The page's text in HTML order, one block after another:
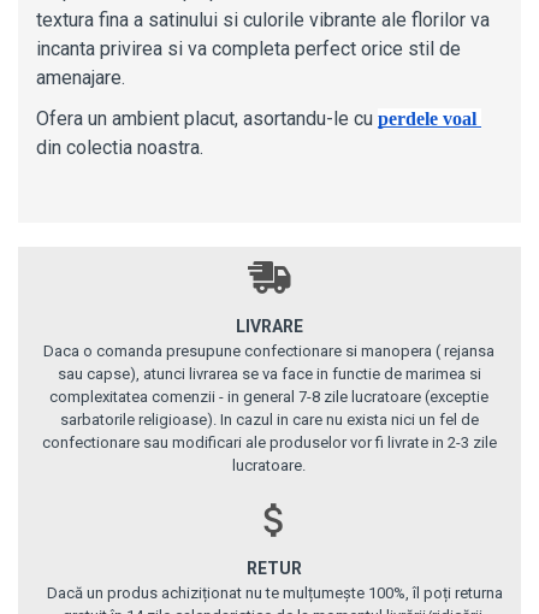
textura fina a satinului si culorile vibrante ale florilor va
incanta privirea si va completa perfect orice stil de
amenajare.
Ofera un ambient placut, asortandu-le cu
din colectia noastra.
LIVRARE
Daca o comanda presupune confectionare si manopera ( rejansa
sau capse), atunci livrarea se va face in functie de marimea si
complexitatea comenzii - in general 7-8 zile lucratoare (exceptie
sarbatorile religioase). In cazul in care nu exista nici un fel de
confectionare sau modificari ale produselor vor fi livrate in 2-3 zile
lucratoare.
RETUR
Dacă un produs achiziționat nu te mulțumește 100%, îl poți returna